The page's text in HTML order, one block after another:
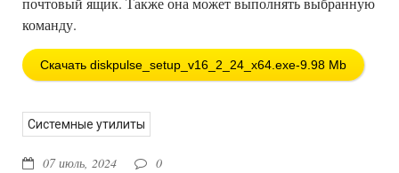
команду.
Скачать diskpulse_setup_v16_2_24_x64.exe-9.98 Mb
Системные утилиты
07 июль, 2024 0